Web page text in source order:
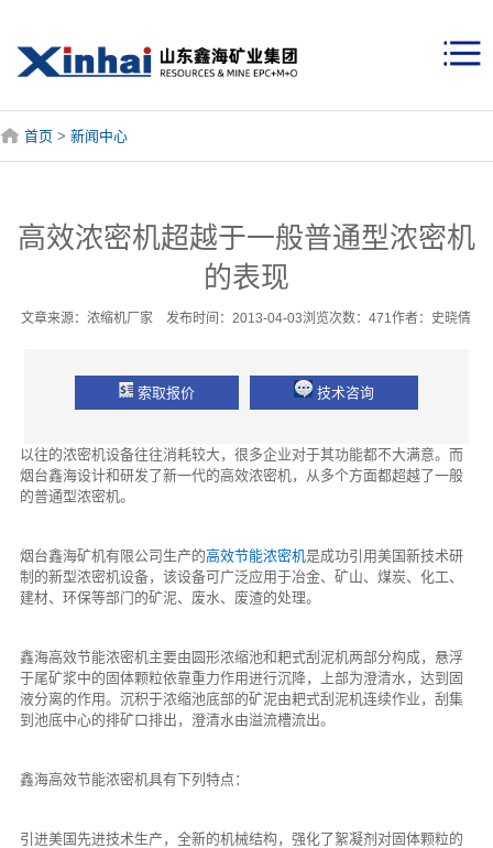
首页 > 新闻中心
高效浓密机超越于一般普通型浓密机
的表现
文章来源：浓缩机厂家 发布时间：2013-04-03浏览次数：471作者：史晓倩
索取报价 技术咨询
以往的浓密机设备往往消耗较大，很多企业对于其功能都不大满意。而
烟台鑫海设计和研发了新一代的高效浓密机，从多个方面都超越了一般
的普通型浓密机。
烟台鑫海矿机有限公司生产的高效节能浓密机是成功引用美国新技术研
制的新型浓密机设备，该设备可广泛应用于冶金、矿山、煤炭、化工、
建材、环保等部门的矿泥、废水、废渣的处理。
鑫海高效节能浓密机主要由圆形浓缩池和耙式刮泥机两部分构成，悬浮
于尾矿浆中的固体颗粒依靠重力作用进行沉降，上部为澄清水，达到固
液分离的作用。沉积于浓缩池底部的矿泥由耙式刮泥机连续作业，刮集
到池底中心的排矿口排出，澄清水由溢流槽流出。
鑫海高效节能浓密机具有下列特点：
引进美国先进技术生产，全新的机械结构，强化了絮凝剂对固体颗粒的